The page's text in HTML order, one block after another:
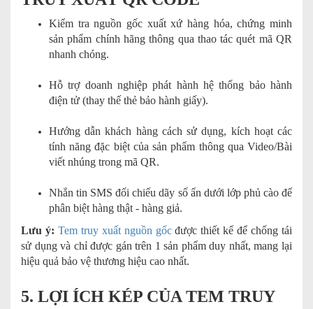
Kiểm tra nguồn gốc xuất xứ hàng hóa, chứng minh
sản phẩm chính hãng thông qua thao tác quét mã QR
nhanh chóng.
Hỗ trợ doanh nghiệp phát hành hệ thống bảo hành
điện tử (thay thế thẻ bảo hành giấy).
Hướng dẫn khách hàng cách sử dụng, kích hoạt các
tính năng đặc biệt của sản phẩm thông qua Video/Bài
viết nhúng trong mã QR.
Nhắn tin SMS đối chiếu dãy số ẩn dưới lớp phủ cào để
phân biệt hàng thật - hàng giả.
Lưu ý: Tem truy xuất nguồn gốcđược thiết kế để chống tái
sử dụng và chỉ được gán trên 1 sản phẩm duy nhất, mang lại
hiệu quả bảo vệ thương hiệu cao nhất.
5. LỢI ÍCH KÉP CỦA TEM TRUY